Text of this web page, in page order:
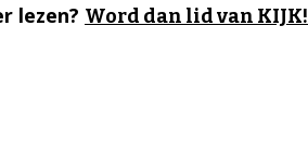
lezen? Word dan lid van KIJK!